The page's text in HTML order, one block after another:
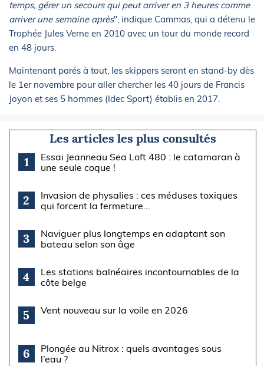
temps, gérer un secours qui peut arriver en 3 heures comme
arriver une semaine après", indique Cammas, qui a détenu le
Trophée Jules Verne en 2010 avec un tour du monde record
en 48 jours.
Maintenant parés à tout, les skippers seront en stand-by dès
le 1er novembre pour aller chercher les 40 jours de Francis
Joyon et ses 5 hommes (Idec Sport) établis en 2017.
Les articles les plus consultés
1
Essai Jeanneau Sea Loft 480 : le catamaran à
une seule coque !
2
Invasion de physalies : ces méduses toxiques
qui forcent la fermeture...
3
Naviguer plus longtemps en adaptant son
bateau selon son âge
4
Les stations balnéaires incontournables de la
côte belge
5 Vent nouveau sur la voile en 2026
6
Plongée au Nitrox : quels avantages sous
l’eau ?